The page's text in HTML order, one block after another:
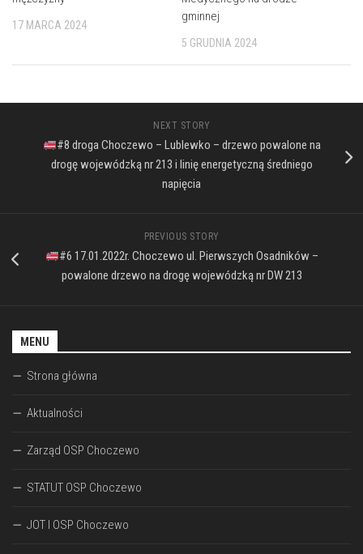
17 MARCA 2024
gminnej
5 GRUDNIA 2024
NEXT STORY
#8 droga Choczewo – Lublewko – drzewo powalone na
drogę wojewódzką nr 213 i linię energetyczną średniego
napięcia
PREVIOUS STORY
#6 17.01.2022r. Choczewo ul. Pierwszych Osadników –
powalone drzewo na drogę wojewódzką nr DW 213
MENU
Strona główna
Aktualności
Zarząd OSP Choczewo
STATUT OSP Choczewo
JOT I OSP Choczewo